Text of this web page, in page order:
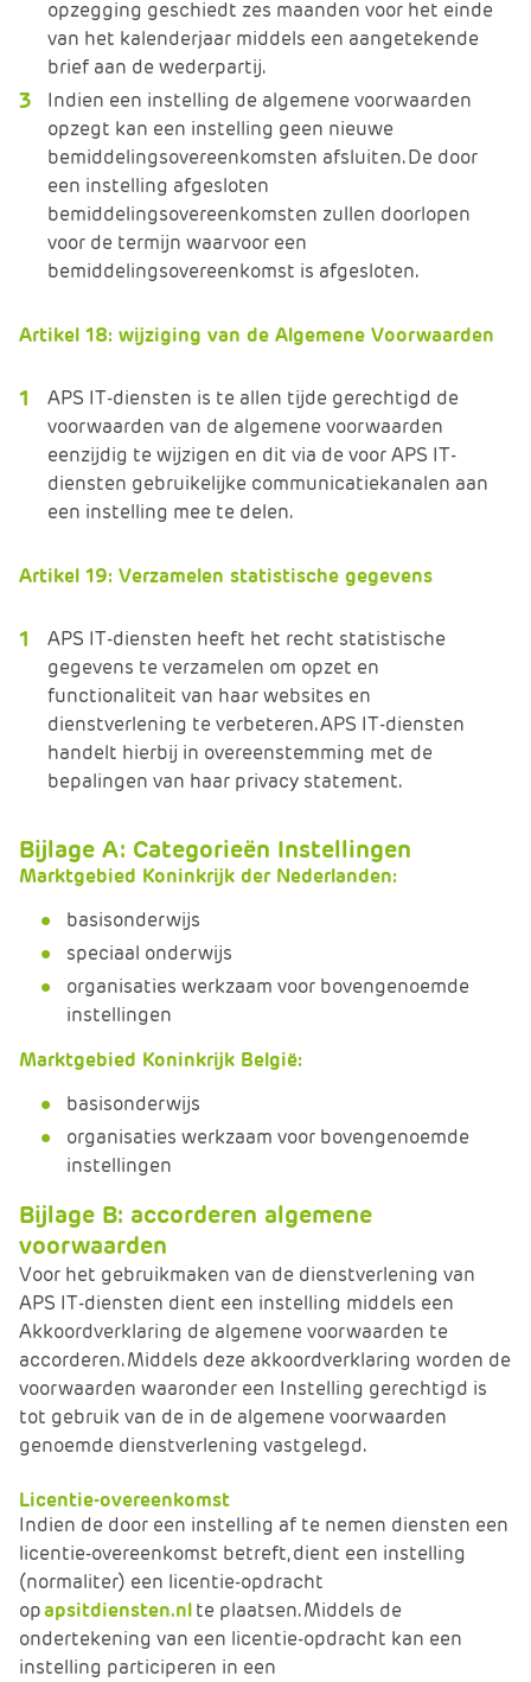
opzegging geschiedt zes maanden voor het einde
van het kalenderjaar middels een aangetekende
brief aan de wederpartij.
Indien een instelling de algemene voorwaarden
opzegt kan een instelling geen nieuwe
bemiddelingsovereenkomsten afsluiten. De door
een instelling afgesloten
bemiddelingsovereenkomsten zullen doorlopen
voor de termijn waarvoor een
bemiddelingsovereenkomst is afgesloten.
Artikel 18: wijziging van de Algemene Voorwaarden
APS IT-diensten is te allen tijde gerechtigd de
voorwaarden van de algemene voorwaarden
eenzijdig te wijzigen en dit via de voor APS IT-
diensten gebruikelijke communicatiekanalen aan
een instelling mee te delen.
Artikel 19: Verzamelen statistische gegevens
APS IT-diensten heeft het recht statistische
gegevens te verzamelen om opzet en
functionaliteit van haar websites en
dienstverlening te verbeteren. APS IT-diensten
handelt hierbij in overeenstemming met de
bepalingen van haar privacy statement.
Bijlage A: Categorieën Instellingen
Marktgebied Koninkrijk der Nederlanden:
basisonderwijs
speciaal onderwijs
organisaties werkzaam voor bovengenoemde
instellingen
Marktgebied Koninkrijk België:
basisonderwijs
organisaties werkzaam voor bovengenoemde
instellingen
Bijlage B: accorderen algemene
voorwaarden
Voor het gebruikmaken van de dienstverlening van
APS IT-diensten dient een instelling middels een
Akkoordverklaring de algemene voorwaarden te
accorderen. Middels deze akkoordverklaring worden de
voorwaarden waaronder een Instelling gerechtigd is
tot gebruik van de in de algemene voorwaarden
genoemde dienstverlening vastgelegd.
Licentie-overeenkomst
Indien de door een instelling af te nemen diensten een
licentie-overeenkomst betreft, dient een instelling
(normaliter) een licentie-opdracht
opapsitdiensten.nlte plaatsen. Middels de
ondertekening van een licentie-opdracht kan een
instelling participeren in een